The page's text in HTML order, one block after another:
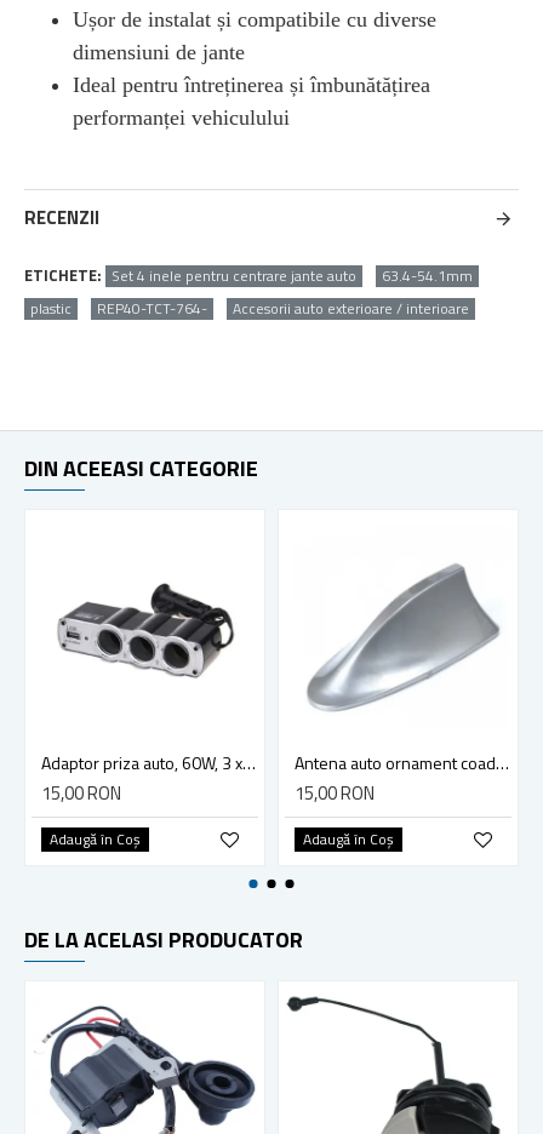
Ușor de instalat și compatibile cu diverse
dimensiuni de jante
Ideal pentru întreținerea și îmbunătățirea
performanței vehiculului
RECENZII
ETICHETE: Set 4 inele pentru centrare jante auto
63.4-54.1mm
plastic
REP40-TCT-764- Accesorii auto exterioare / interioare
DIN ACEEASI CATEGORIE
Adaptor priza auto, 60W, 3 x Soclu, cu USB, lungime cablu 70cm
15,00 RON
Adaugă în Coş
Antena auto ornament coada de rechin, culoare argintiu, fara FM
15,00 RON
Adaugă în Coş
DE LA ACELASI PRODUCATOR